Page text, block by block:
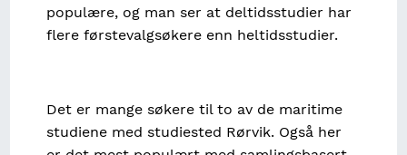
populære, og man ser at deltidsstudier har
flere førstevalgsøkere enn heltidsstudier.
Det er mange søkere til to av de maritime
studiene med studiested Rørvik. Også her